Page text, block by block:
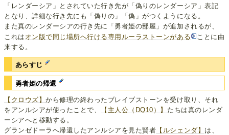
「レンダーシア」とされていた行き先が「偽りのレンダーシア」表記
となり、詳細な行き先にも「偽りの」「偽」がつくようになる。
また真のレンダーシアの行き先に「勇者姫の部屋」が追加されるが、
これは オン版で同じ場所へ行ける専用ルーラストーンがある
ことに由
来する。
あらすじ
勇者姫の帰還
【クロウズ】から修理の終わったブレイブストーンを受け取り、それ
をアンルシアが使ったことで、
【主人公（DQ10）】 たちは真のレンダ
ーシアへと移動する。
グランゼドーラへ帰還したアンルシアを見た賢者 【ルシェンダ】 は、